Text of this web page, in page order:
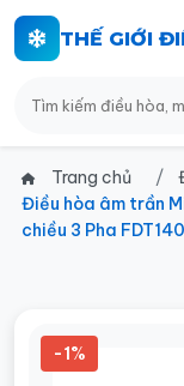
THẾ GIỚI
Trang chủ
Điều hòa âm trần
chiều 3 Pha
-1%